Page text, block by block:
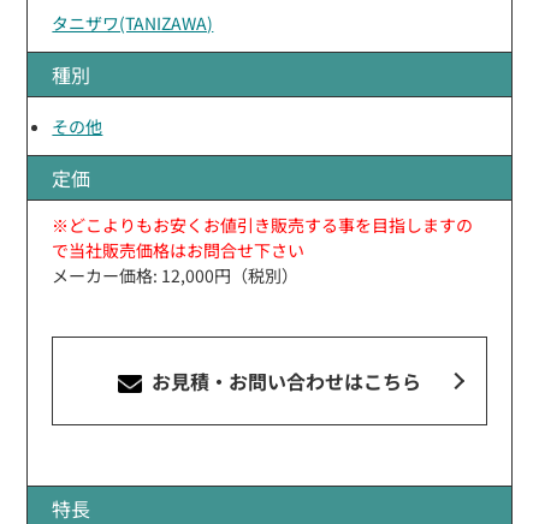
タニザワ(TANIZAWA)
種別
その他
定価
※どこよりもお安くお値引き販売する事を目指しますの
で当社販売価格はお問合せ下さい
メーカー価格: 12,000円（税別）
お見積・お問い合わせはこちら
特長